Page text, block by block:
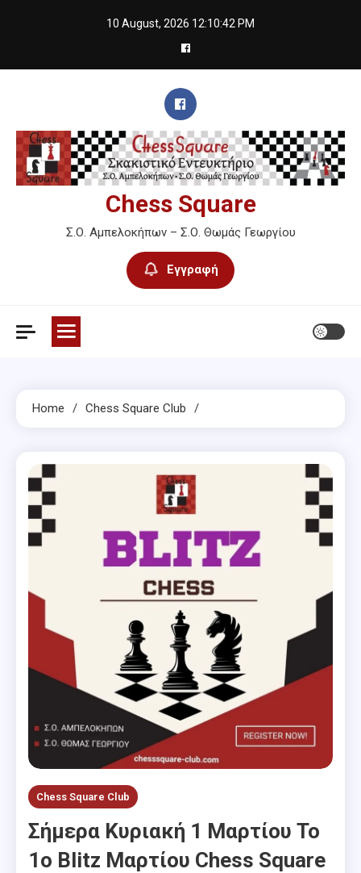
10 August, 2026 12:10:43 PM
Chess Square
Σ.Ο. Αμπελοκήπων – Σ.Ο. Θωμάς Γεωργίου
Εγγραφή
Home Chess Square Club
Chess Square Club
Σήμερα Κυριακή 1 Μαρτίου Το
1ο Blitz Μαρτίου Chess Square